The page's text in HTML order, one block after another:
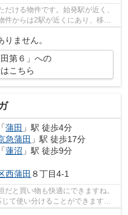
ける物件です。始発駅が近く、
件からは2駅が近くにあり、移動
ません。
田第６」への
こちら
「蒲田 」駅 徒歩4分
急蒲田 」駅 徒歩17分
「蓮沼 」駅 徒歩9分
西蒲田 ８丁目4-1
と買い物も快適にできますね。
て使い分けることができます。